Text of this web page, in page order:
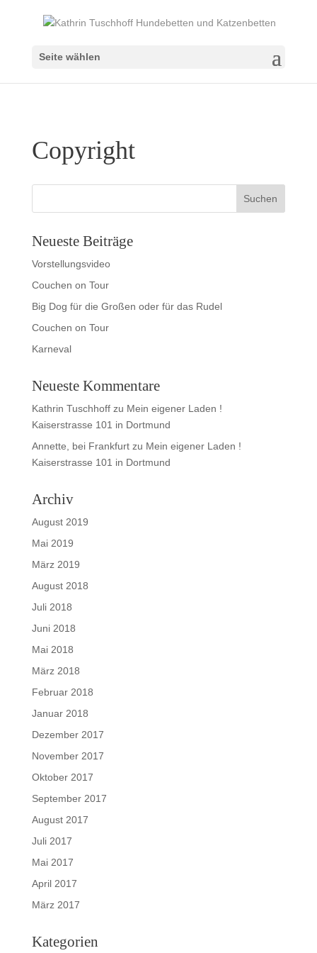
Seite wählen
Copyright
Neueste Beiträge
Vorstellungsvideo
Couchen on Tour
Big Dog für die Großen oder für das Rudel
Couchen on Tour
Karneval
Neueste Kommentare
Kathrin Tuschhoffzu Mein eigener Laden !
Kaiserstrasse 101 in Dortmund
Annette, bei Frankfurtzu Mein eigener Laden !
Kaiserstrasse 101 in Dortmund
Archiv
August 2019
Mai 2019
März 2019
August 2018
Juli 2018
Juni 2018
Mai 2018
März 2018
Februar 2018
Januar 2018
Dezember 2017
November 2017
Oktober 2017
September 2017
August 2017
Juli 2017
Mai 2017
April 2017
März 2017
Kategorien